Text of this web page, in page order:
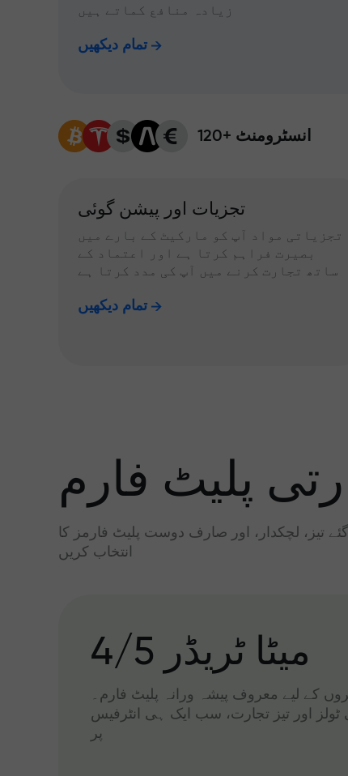
زیادہ منافع کماتے ہیں
تمام دیکھیں
120+ انسٹرومنٹ
تجزیات اور پیشن گوئی
تجزیاتی مواد آپ کو مارکیٹ کے بارے میں
بصیرت فراہم کرتا ہے اور اعتماد کے
ساتھ تجارت کرنے میں آپ کی مدد کرتا ہے
تمام دیکھیں
پلیٹ فارم
تیز، لچکدار، اور صارف دوست پلیٹ فارمز کا
انتخاب کریں
میٹا ٹریڈر 4/5
کے لیے معروف پیشہ ورانہ پلیٹ فارم۔
ٹولز اور تیز تجارت، سب ایک ہی انٹرفیس
پر